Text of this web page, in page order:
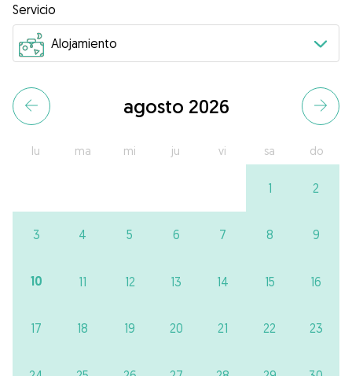
Servicio
agosto 2026
lu ma mi ju vi sa do
1 2
3 4 5 6 7 8 9
10 11 12 13 14 15 16
17 18 19 20 21 22 23